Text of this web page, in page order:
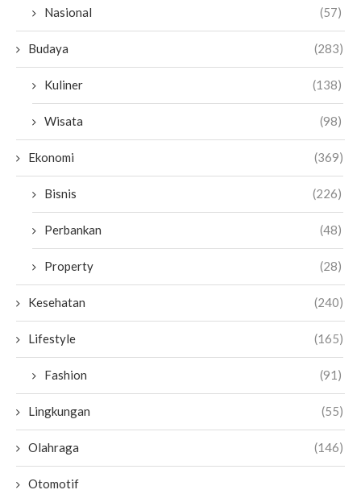
Nasional (57)
Budaya (283)
Kuliner (138)
Wisata (98)
Ekonomi (369)
Bisnis (226)
Perbankan (48)
Property (28)
Kesehatan (240)
Lifestyle (165)
Fashion (91)
Lingkungan (55)
Olahraga (146)
Otomotif